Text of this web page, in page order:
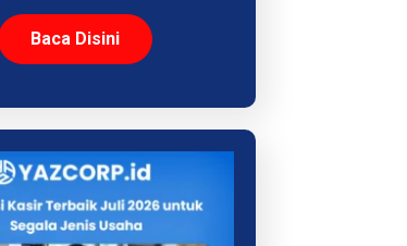
Baca Disini